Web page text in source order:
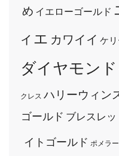
め イエローゴールド
ィエ カワイイ ケリ
ダイヤモンド
クレス ハリーウィン
ゴールド ブレスレッ
イトゴールド ポメラー